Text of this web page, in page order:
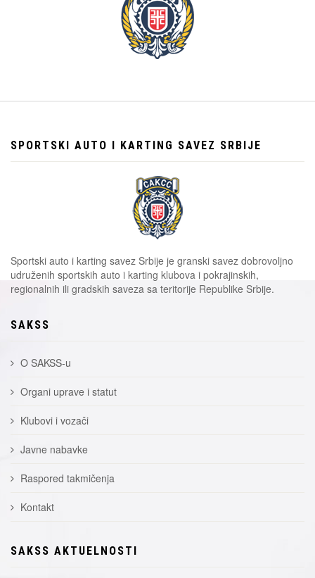
SPORTSKI AUTO I KARTING SAVEZ SRBIJE
Sportski auto i karting savez Srbije je granski savez dobrovoljno
udruženih sportskih auto i karting klubova i pokrajinskih,
regionalnih ili gradskih saveza sa teritorije Republike Srbije.
SAKSS
O SAKSS-u
Organi uprave i statut
Klubovi i vozači
Javne nabavke
Raspored takmičenja
Kontakt
SAKSS AKTUELNOSTI